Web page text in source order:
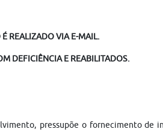
REALIZADO VIA E-MAIL.
DEFICIÊNCIA E REABILITADOS.
pressupõe o fornecimento de